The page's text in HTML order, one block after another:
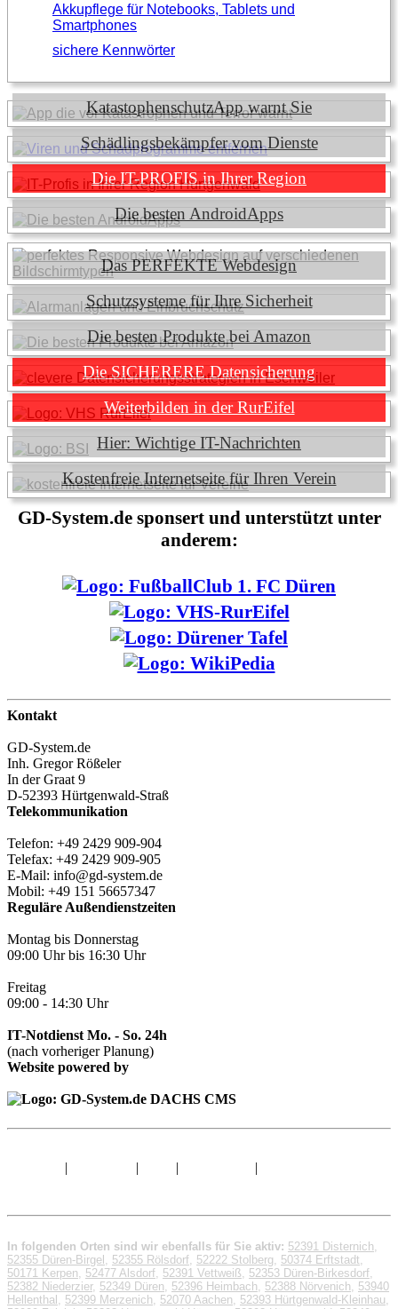
Akkupflege für Notebooks, Tablets und
Smartphones
sichere Kennwörter
KatastophenschutzApp warnt Sie
Schädlingsbekämpfer vom Dienste
Die IT-PROFIS in Ihrer Region
Die besten AndroidApps
Das PERFEKTE Webdesign
Schutzsysteme für Ihre Sicherheit
Die besten Produkte bei Amazon
Die SICHERERE Datensicherung
Weiterbilden in der RurEifel
Hier: Wichtige IT-Nachrichten
Kostenfreie Internetseite für Ihren Verein
GD-System.de sponsert und unterstützt unter
anderem:
Kontakt
GD-System.de
Inh. Gregor Rößeler
In der Graat 9
D-52393 Hürtgenwald-Straß
Telekommunikation
Telefon: +49 2429 909-904
Telefax: +49 2429 909-905
E-Mail: info@gd-system.de
Mobil: +49 151 56657347
Reguläre Außendienstzeiten
Montag bis Donnerstag
09:00 Uhr bis 16:30 Uhr
Freitag
09:00 - 14:30 Uhr
IT-Notdienst Mo. - So. 24h
(nach vorheriger Planung)
Website powered by
| | | |
In folgenden Orten sind wir ebenfalls für Sie aktiv: 52391 Disternich
52355 Düren-Birgel
52355 Rölsdorf 52222 Stolberg 50374 Erftstadt
50171 Kerpen
52477 Alsdorf 52391 Vettweiß 52353 Düren-Birkesdorf
52382 Niederzier, 52349 Düren 52396 Heimbach 52388 Nörvenich
53940
Hellenthal
52399 Merzenich 52070 Aachen 52393 Hürtgenwald-Kleinhau